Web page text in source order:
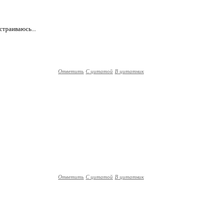
Ответить С цитатой В цитатник
Ответить С цитатой В цитатник